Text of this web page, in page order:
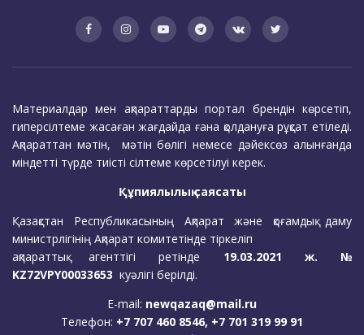
Материалдар мен ақпараттарды портал брендін көрсетіп,
гиперсілтеме жасаған жағдайда ғана қолдануға рұқсат етіледі.
Ақпараттан мәтін, мәтін бөлігі немесе дәйексөз алынғанда
міндетті түрде тиісті сілтеме көрсетілуі керек.
Құпиялылық саясаты
Қазақстан Республикасының Ақпарат және қоғамдық даму
министрлігінің Ақпарат комитетінде тіркеліп
ақпараттық агенттігі ретінде 19.03.2021 ж. №
KZ72VPY00033653 куәлігі берілді.
E-mail: newqazaq@mail.ru
Телефон: +7 707 460 8546, +7 701 319 99 91